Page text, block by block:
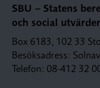
SBU – Statens
och social
Box 6183, 102 33
Besöksadress:
Telefon: 08-412 32